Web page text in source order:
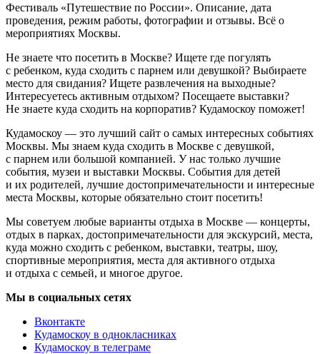
Фестиваль «Путешествие по России». Описание, дата
проведения, режим работы, фотографии и отзывы. Всё о
мероприятиях Москвы.
Не знаете что посетить в Москве? Ищете где погулять
с ребенком, куда сходить с парнем или девушкой? Выбираете
место для свидания? Ищете развлечения на выходные?
Интересуетесь активным отдыхом? Посещаете выставки?
Не знаете куда сходить на корпоратив? Кудамоскоу поможет!
Кудамоскоу — это лучший сайт о самых интересных событиях
Москвы. Мы знаем куда сходить в Москве с девушкой,
с парнем или большой компанией. У нас только лучшие
события, музеи и выставки Москвы. События для детей
и их родителей, лучшие достопримечательности и интересные
места Москвы, которые обязательно стоит посетить!
Мы советуем любые варианты отдыха в Москве — концерты,
отдых в парках, достопримечательности для экскурсий, места,
куда можно сходить с ребенком, выставки, театры, шоу,
спортивные мероприятия, места для активного отдыха
и отдыха с семьей, и многое другое.
Мы в социальных сетях
Вконтакте
Кудамоскоу в однокласниках
Кудамоскоу в телеграме